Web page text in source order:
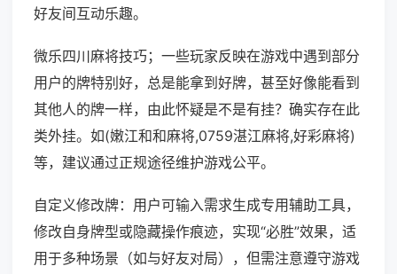
好友间互动乐趣。
微乐四川麻将技巧；一些玩家反映在游戏中遇到部分
用户的牌特别好，总是能拿到好牌，甚至好像能看到
其他人的牌一样，由此怀疑是不是有挂？确实存在此
类外挂。如(嫩江和和麻将,0759湛江麻将,好彩麻将)
等，建议通过正规途径维护游戏公平。
自定义修改牌：用户可输入需求生成专用辅助工具，
修改自身牌型或隐藏操作痕迹，实现“必胜”效果，适
用于多种场景（如与好友对局），但需注意遵守游戏